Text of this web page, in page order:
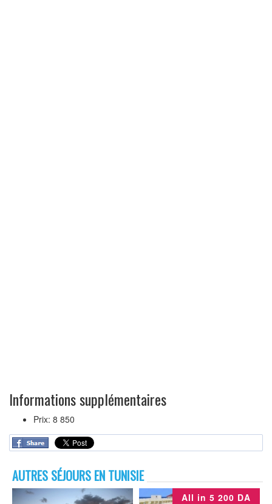
Informations supplémentaires
Prix: 8 850
AUTRES SÉJOURS EN TUNISIE
All in 5 200 DA